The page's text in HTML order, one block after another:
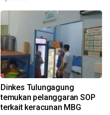
Dinkes Tulungagung
temukan pelanggaran SOP
terkait keracunan MBG